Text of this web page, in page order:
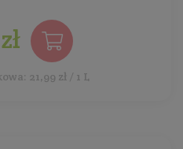
21,99 zł / 1 L